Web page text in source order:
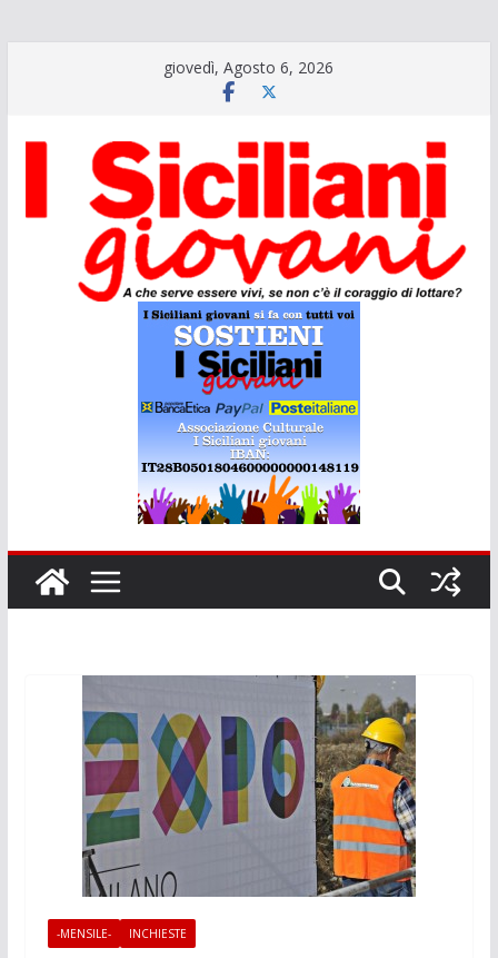
giovedì, Agosto 6, 2026
-MENSILE- INCHIESTE